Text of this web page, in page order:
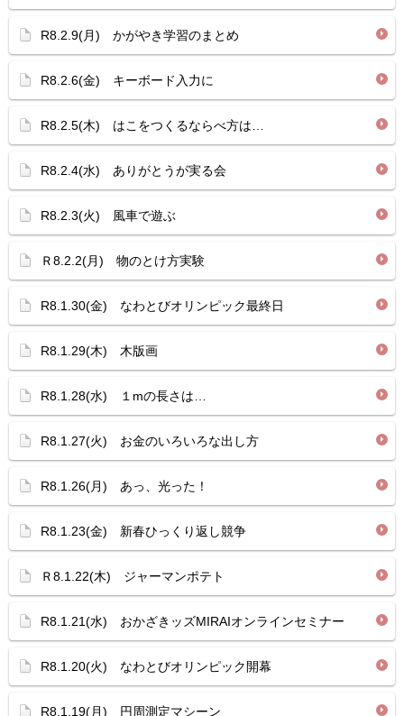
R8.2.9(月) かがやき学習のまとめ
R8.2.6(金) キーボード入力に
R8.2.5(木) はこをつくるならべ方は…
R8.2.4(水) ありがとうが実る会
R8.2.3(火) 風車で遊ぶ
Ｒ8.2.2(月) 物のとけ方実験
R8.1.30(金) なわとびオリンピック最終日
R8.1.29(木) 木版画
R8.1.28(水) １mの長さは…
R8.1.27(火) お金のいろいろな出し方
R8.1.26(月) あっ、光った！
R8.1.23(金) 新春ひっくり返し競争
Ｒ8.1.22(木) ジャーマンポテト
R8.1.21(水) おかざきッズMIRAIオンラインセミナー
R8.1.20(火) なわとびオリンピック開幕
R8.1.19(月) 円周測定マシーン